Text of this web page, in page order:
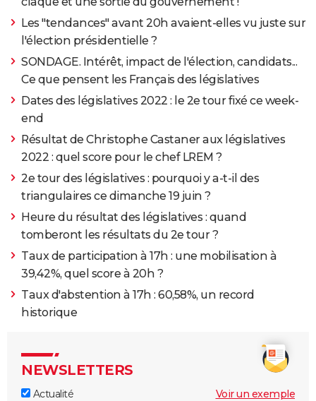
Les "tendances" avant 20h avaient-elles vu juste sur
l'élection présidentielle ?
SONDAGE. Intérêt, impact de l'élection, candidats...
Ce que pensent les Français des législatives
Dates des législatives 2022 : le 2e tour fixé ce week-
end
Résultat de Christophe Castaner aux législatives
2022 : quel score pour le chef LREM ?
2e tour des législatives : pourquoi y a-t-il des
triangulaires ce dimanche 19 juin ?
Heure du résultat des législatives : quand
tomberont les résultats du 2e tour ?
Taux de participation à 17h : une mobilisation à
39,42%, quel score à 20h ?
Taux d'abstention à 17h : 60,58%, un record
historique
NEWSLETTERS
Actualité
Voir un exemple